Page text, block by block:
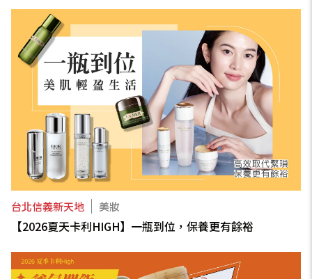
台北信義新天地 美妝
【2026夏天卡利HIGH】一瓶到位，保養更有餘裕